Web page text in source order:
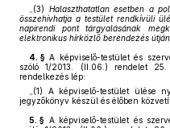
„(3) Halaszthatatlan esetben a
összehívhatja a testület rendkívüli
napirendi pont tárgyalásának
elektronikus hírközlő berendezés
4. § A képviselő-testület és
szóló 1/2013. (II.06.) rendelet
rendelkezés lép:
„(1) A képviselő-testület ülése
jegyzőkönyv készül és élőben
5. § A képviselő-testület és